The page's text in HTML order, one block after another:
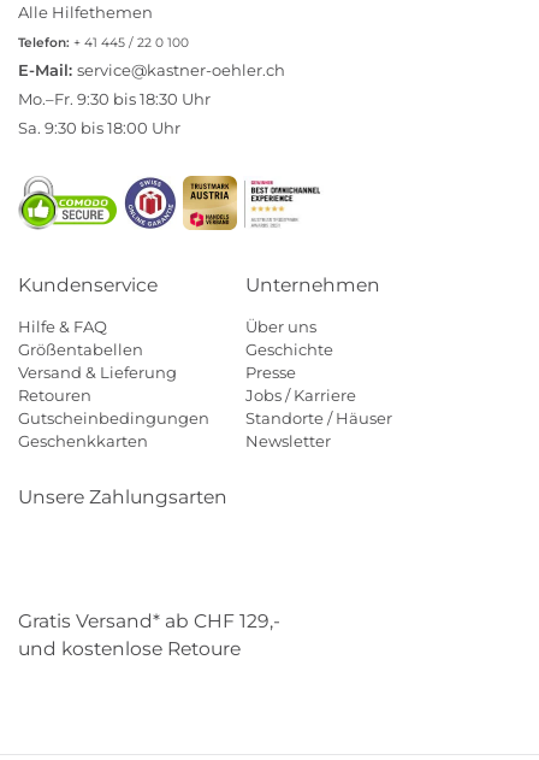
Alle Hilfethemen
Telefon: + 41 445 / 22 0 100
E-Mail: service@kastner-oehler.ch
Mo.–Fr. 9:30 bis 18:30 Uhr
Sa. 9:30 bis 18:00 Uhr
Kundenservice
Hilfe & FAQ
Größentabellen
Versand & Lieferung
Retouren
Gutscheinbedingungen
Geschenkkarten
Unternehmen
Über uns
Geschichte
Presse
Jobs / Karriere
Standorte / Häuser
Newsletter
Unsere Zahlungsarten
Gratis Versand* ab CHF 129,-
und kostenlose Retoure